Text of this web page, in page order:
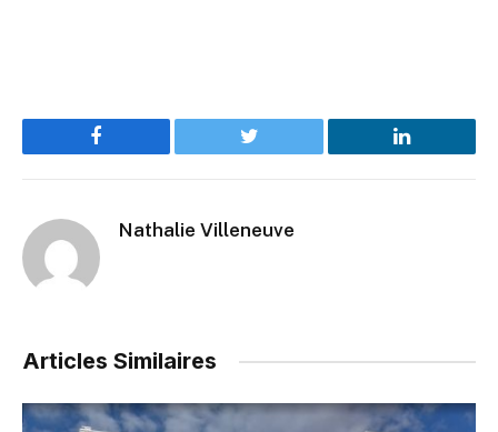
Facebook Twitter LinkedIn
Nathalie Villeneuve
Articles Similaires